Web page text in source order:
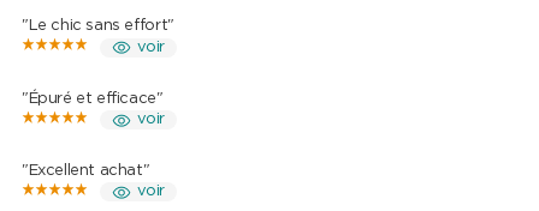
"Le chic sans effort"
voir
"Épuré et efficace"
voir
"Excellent achat"
voir